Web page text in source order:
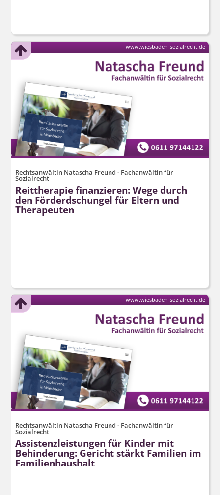
Rechtsanwältin Natascha Freund - Fachanwältin für
Sozialrecht
Reittherapie finanzieren: Wege durch
den Förderdschungel für Eltern und
Therapeuten
www.wiesbaden-sozialrecht.de
Rechtsanwältin Natascha Freund - Fachanwältin für
Sozialrecht
Assistenzleistungen für Kinder mit
Behinderung: Gericht stärkt Familien im
Familienhaushalt
www.wiesbaden-sozialrecht.de